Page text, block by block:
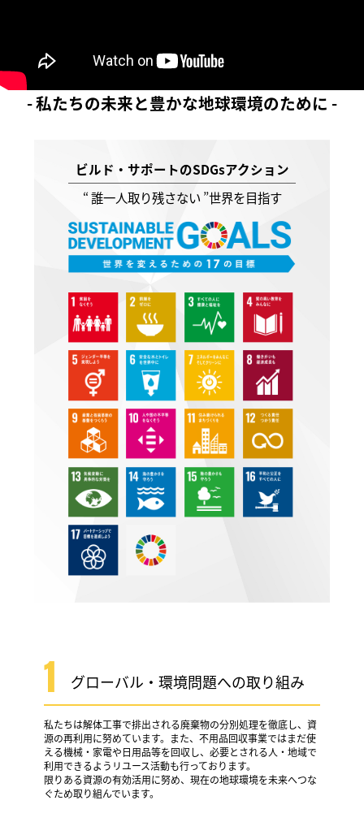
- 私たちの未来と豊かな地球環境のために -
ビルド・サポートのSDGsアクション
“ 誰一人取り残さない ”世界を目指す
1 グローバル・環境問題への取り組み
私たちは解体工事で排出される廃棄物の分別処理を徹底し、資
源の再利用に努めています。また、不用品回収事業ではまだ使
える機械・家電や日用品等を回収し、必要とされる人・地域で
利用できるようリユース活動も行っております。
限りある資源の有効活用に努め、現在の地球環境を未来へつな
ぐため取り組んでいます。